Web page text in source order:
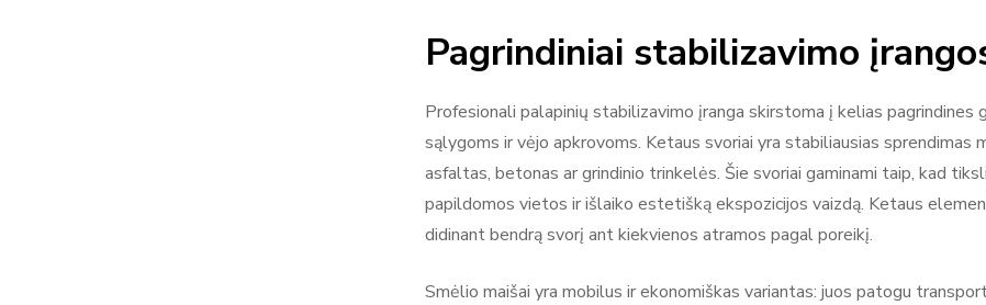
Pagrindiniai stabilizavimo
Profesionali palapinių stabilizavimo įranga skirstoma į kelias pagrindines
sąlygoms ir vėjo apkrovoms. Ketaus svoriai yra stabiliausias
asfaltas, betonas ar grindinio trinkelės. Šie svoriai gaminami taip, kad
papildomos vietos ir išlaiko estetišką ekspozicijos vaizdą. Ketaus
didinant bendrą svorį ant kiekvienos atramos pagal poreikį.
Smėlio maišai yra mobilus ir ekonomiškas variantas: juos patogu